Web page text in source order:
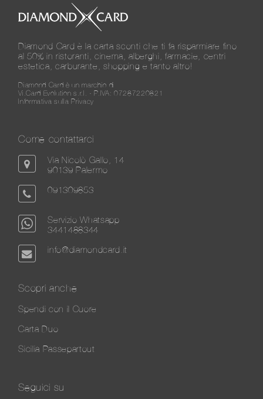
Diamond Card è la carta sconti che ti fa risparmiare fino
al 50% in ristoranti, cinema, alberghi, farmacie, centri
estetica, carburante, shopping e tanto altro!
Diamond Card è un marchio di
Vi.Card Evolution s.r.l. - P.IVA: 07287220821
Informativa sulla Privacy
Come contattarci
Via Nicolò Gallo, 14
90139 Palermo
091309853
Servizio Whatsapp
3441488344
info@diamondcard.it
Scopri anche
Spendi con il Cuore
Carta Duo
Sicilia Passepartout
Seguici su